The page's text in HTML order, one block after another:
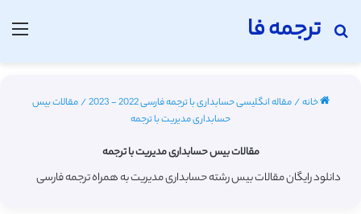
ترجمه فا
جستجو برای
خانه/مقاله انگلیسی حسابداری با ترجمه فارسی 2022 - 2023 /مقالات بیس
حسابداری مدیریت با ترجمه
مقالات بیس حسابداری مدیریت با ترجمه
دانلود رایگان مقالات بیس رشته حسابداری مدیریت به همراه ترجمه فارسی